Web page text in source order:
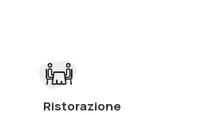
Ristorazione